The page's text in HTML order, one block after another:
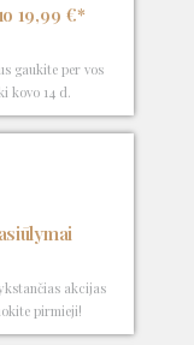
19,99 €*
gaukite per vos
kovo 14 d.
akcijas
pirmieji!